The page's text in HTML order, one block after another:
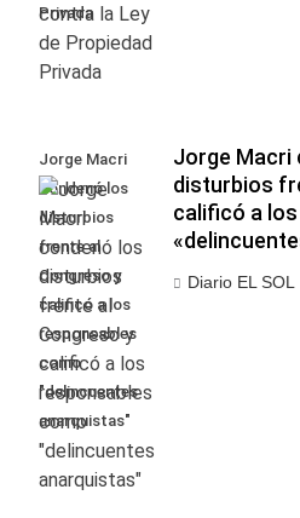
Privada
Jorge Macri
condenó los
disturbios
frente al
Congreso y
calificó a los
responsables
como
"delincuentes
anarquistas"
Jorge Macri
disturbios
calificó a
Diario EL SOL